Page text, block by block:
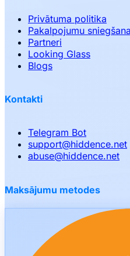
Privātuma politika
Pakalpojumu
Partneri
Looking Glass
Blogs
Kontakti
Telegram Bot
support@hiddence.net
abuse@hiddence.net
Maksājumu metodes